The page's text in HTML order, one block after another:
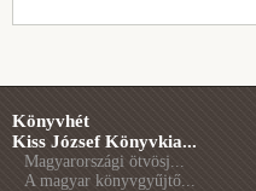
Könyvhét
Kiss József Könyvkia...
Magyarországi ötvösj...
A magyar könyvgyűjtő...